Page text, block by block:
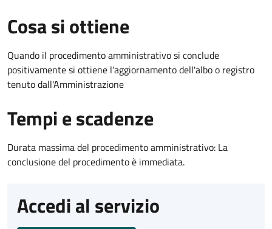
Cosa si ottiene
Quando il procedimento amministrativo si conclude
positivamente si ottiene l'aggiornamento dell'albo o registro
tenuto dall'Amministrazione
Tempi e scadenze
Durata massima del procedimento amministrativo: La
conclusione del procedimento è immediata.
Accedi al servizio